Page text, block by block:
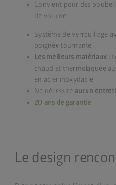
Convient pour des
de volume
Système de verrouillage
poignée tournante
Les meilleurs matériaux :
chaud et thermolaquée
en acier inoxydable
Ne nécessite aucun
20 ans de garantie
Le design